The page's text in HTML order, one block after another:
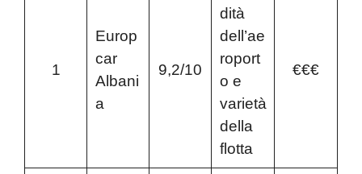
1
Europ
car
Albani
a
9,2/10
dità
dell’ae
roport
o e
varietà
della
flotta
€€€